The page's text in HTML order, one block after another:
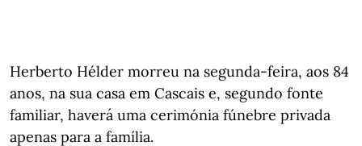
Herberto Hélder morreu na segunda-feira, aos 84
anos, na sua casa em Cascais e, segundo fonte
familiar, haverá uma cerimónia fúnebre privada
apenas para a família.